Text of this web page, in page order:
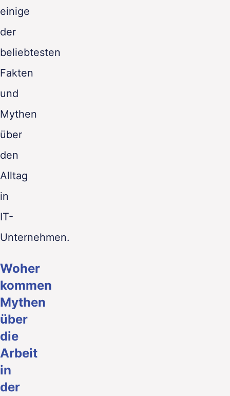
einige
der
beliebtesten
Fakten
und
Mythen
über
den
Alltag
in
IT-
Unternehmen.
Woher
kommen
Mythen
über
die
Arbeit
in
der